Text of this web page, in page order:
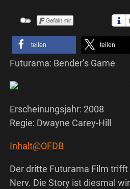
teilen teilen
Futurama: Bender’s Game
Erscheinungsjahr: 2008
Regie: Dwayne Carey-Hill
Inhalt@OFDB
Der dritte Futurama Film
Nerv. Die Story ist diesmal